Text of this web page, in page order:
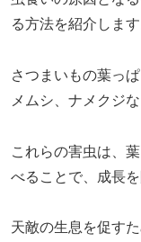
る方法を紹介します
さつまいもの葉っ
メムシ、ナメクジ
これらの害虫は、
べることで、成長を
天敵の生息を促す